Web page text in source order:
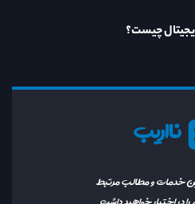
نااریب
خدمات و مطالب مرتبط
چیست؟